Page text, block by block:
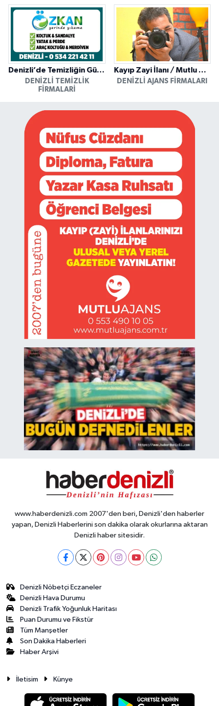
Denizli’de Temizliğin Güvenilir Adresi: Özkan Yerinde Yıkama
DENIZLI TEMIZLIK
FIRMALARI
Kayıp Zayi İlanı / Mutlu Ajans / Denizli
DENIZLI AJANS FIRMALARI
www.haberdenizli.com 2007'den beri, Denizli'den haberler
yapan, Denizli Haberlerini son dakika olarak okurlarına aktaran
Denizli haber sitesidir.
Denizli Nöbetçi Eczaneler
Denizli Hava Durumu
Denizli Trafik Yoğunluk Haritası
Puan Durumu ve Fikstür
Tüm Manşetler
Son Dakika Haberleri
Haber Arşivi
İletisim Künye